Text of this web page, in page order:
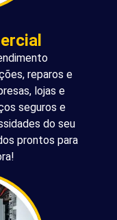
reparos e
lojas e
seguros e
do seu
prontos para